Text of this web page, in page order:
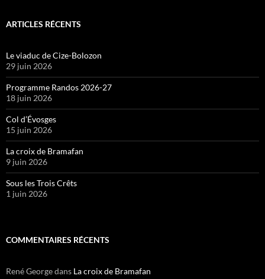
ARTICLES RÉCENTS
Le viaduc de Cize-Bolozon
29 juin 2026
Programme Randos 2026-27
18 juin 2026
Col d’Évosges
15 juin 2026
La croix de Bramafan
9 juin 2026
Sous les Trois Crêts
1 juin 2026
COMMENTAIRES RÉCENTS
René Georgedans La croix de Bramafan